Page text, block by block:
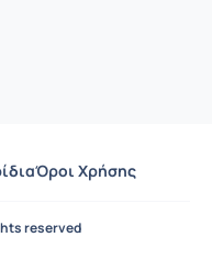
Όροι Χρήσης
reserved